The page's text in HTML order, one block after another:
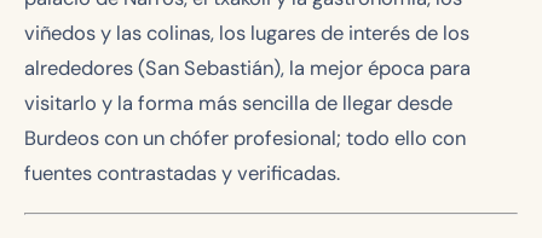
viñedos y las colinas, los lugares de interés de los
alrededores (San Sebastián), la mejor época para
visitarlo y la forma más sencilla de llegar desde
Burdeos con un chófer profesional; todo ello con
fuentes contrastadas y verificadas.